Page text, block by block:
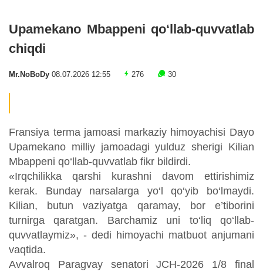
Upamekano Mbappeni qo‘llab-quvvatlab
chiqdi
Mr.NoBoDy 08.07.2026 12:55 276 30
Fransiya terma jamoasi markaziy himoyachisi Dayo
Upamekano milliy jamoadagi yulduz sherigi Kilian
Mbappeni qo‘llab-quvvatlab fikr bildirdi.
«Irqchilikka qarshi kurashni davom ettirishimiz
kerak. Bunday narsalarga yo‘l qo‘yib bo‘lmaydi.
Kilian, butun vaziyatga qaramay, bor e’tiborini
turnirga qaratgan. Barchamiz uni to‘liq qo‘llab-
quvvatlaymiz», - dedi himoyachi matbuot anjumani
vaqtida.
Avvalroq Paragvay senatori JCH-2026 1/8 final